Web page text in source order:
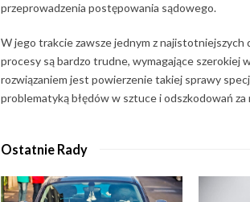
przeprowadzenia postępowania sądowego.
W jego trakcie zawsze jednym z
procesy są bardzo trudne, wymagające szerokiej
rozwiązaniem jest powierzenie takiej sprawy
problematyką błędów w sztuce i odszkodowań za
Ostatnie Rady